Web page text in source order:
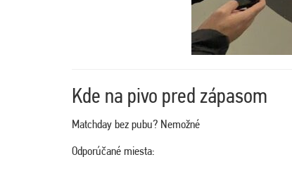
Kde na pivo pred zápasom
Matchday bez pubu? Nemožné
Odporúčané miesta: